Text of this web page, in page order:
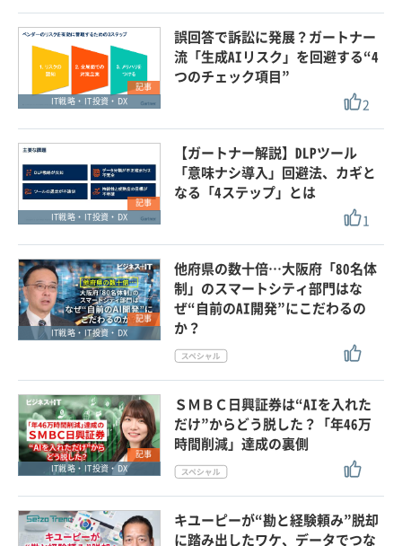
記事
IT戦略・IT投資・DX
誤回答で訴訟に発展？ガートナー
流「生成AIリスク」を回避する“4
つのチェック項目”
2
記事
IT戦略・IT投資・DX
【ガートナー解説】DLPツール
「意味ナシ導入」回避法、カギと
なる「4ステップ」とは
1
記事
IT戦略・IT投資・DX
他府県の数十倍…大阪府「80名体
制」のスマートシティ部門はな
ぜ“自前のAI開発”にこだわるの
か？
記事
IT戦略・IT投資・DX
ＳＭＢＣ日興証券は“AIを入れた
だけ”からどう脱した？「年46万
時間削減」達成の裏側
キユーピーが“勘と経験頼み”脱却
に踏み出したワケ、データでつな